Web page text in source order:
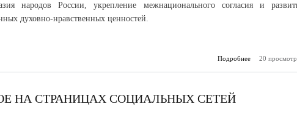
народов России, укрепление межнационального согласия и
духовно-нравственных ценностей.
Подробнее о20
НА СТРАНИЦАХ СОЦИАЛЬНЫХ СЕТЕЙ